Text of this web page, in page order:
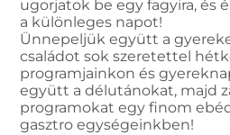
ugorjatok be egy fagyira, és
a különleges napot!
Ünnepeljük együtt a
családot sok szeretettel
programjainkon és
együtt a délutánokat, majd
programokat egy finom
gasztro egységeinkben!